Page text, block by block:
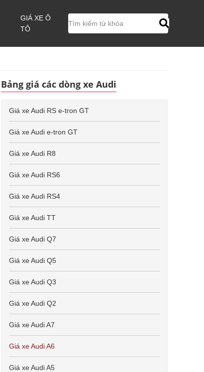
GIÁ XE Ô
TÔ
Bảng giá các dòng xe Audi
Giá xe Audi RS e-tron GT
Giá xe Audi e-tron GT
Giá xe Audi R8
Giá xe Audi RS6
Giá xe Audi RS4
Giá xe Audi TT
Giá xe Audi Q7
Giá xe Audi Q5
Giá xe Audi Q3
Giá xe Audi Q2
Giá xe Audi A7
Giá xe Audi A6
Giá xe Audi A5